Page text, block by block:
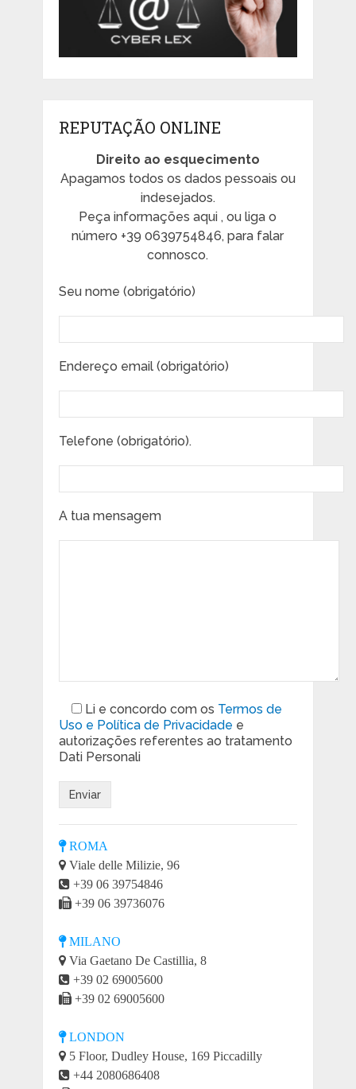
REPUTAÇÃO ONLINE
Direito ao esquecimento
Apagamos todos os dados pessoais ou
indesejados.
Peça informações aqui , ou liga o
número +39 0639754846, para falar
connosco.
Seu nome (obrigatório)
Endereço email (obrigatório)
Telefone (obrigatório).
A tua mensagem
Li e concordo com os Termos de
Uso e Política de Privacidade e
autorizações referentes ao tratamento
Dati Personali
ROMA
Viale delle Milizie, 96
+39 06 39754846
+39 06 39736076
MILANO
Via Gaetano De Castillia, 8
+39 02 69005600
+39 02 69005600
LONDON
5 Floor, Dudley House, 169 Piccadilly
+44 2080686408